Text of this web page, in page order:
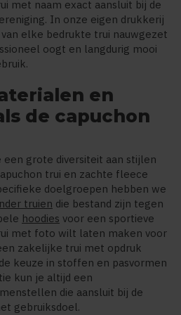
met naam exact aansluit bij de
In onze eigen drukkerij
elke bedrukte trui nauwgezet
oogt en langdurig mooi
en
de capuchon
een grote diversiteit aan stijlen
trui en zachte fleece
doelgroepen hebben we
truien die bestand zijn tegen
hoodies voor een sportieve
met foto wilt laten maken voor
zakelijke trui met opdruk
keuze in stoffen en pasvormen
kun je altijd een
die aansluit bij de
gebruiksdoel.